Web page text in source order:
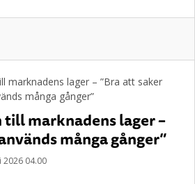
marknadens lager –
många gånger”
2026 04.00